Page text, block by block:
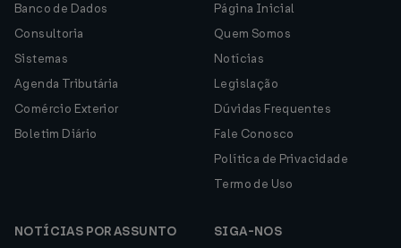
Banco de Dados
Consultoria
Sistemas
Agenda Tributária
Comércio Exterior
Boletim Diário
Página Inicial
Quem Somos
Notícias
Legislação
Dúvidas Frequentes
Fale Conosco
Política de Privacidade
Termo de Uso
NOTÍCIAS POR ASSUNTO
SIGA-NOS